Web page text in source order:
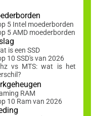
5 Intel moederborden
5 AMD moederborden
is een SSD
10 SSD's van 2026
vs MTS: wat is het
RAM
10 Ram van 2026